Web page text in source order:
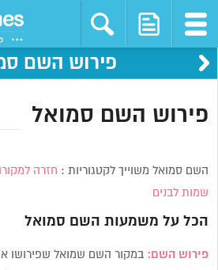
פירוש השם
פירוש השם סמואל
השם סמואל משוייך לקטגוריות : חזרה
שמות לבנים
הכל על משמעות השם סמואל
פירוש השם: במקור השם שמואל שפירושו